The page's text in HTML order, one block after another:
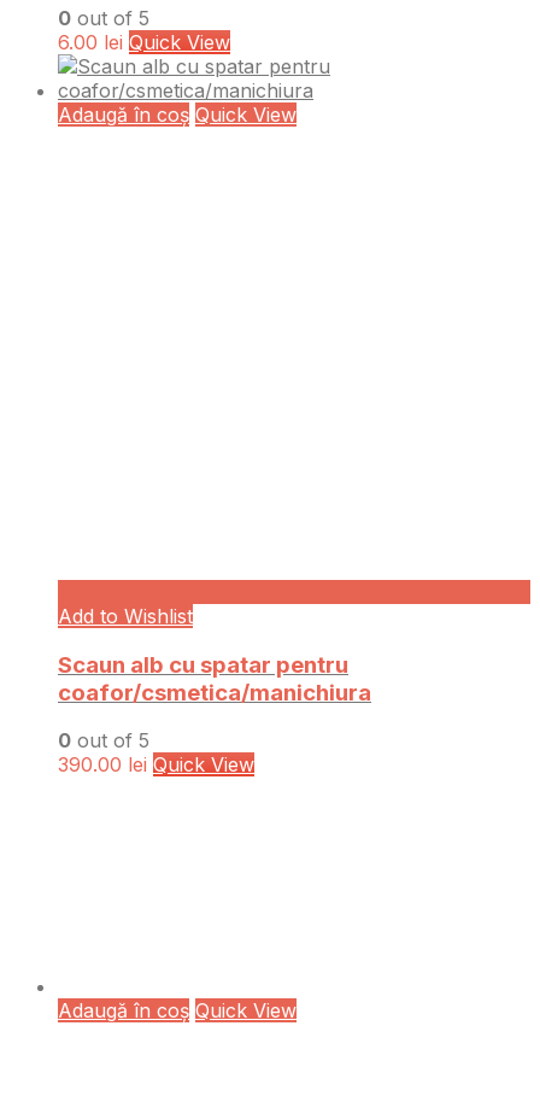
0 out of 5
6.00 lei Quick View
Adaugă în coș Quick View
Add to Wishlist
Scaun alb cu spatar pentru
coafor/csmetica/manichiura
0 out of 5
390.00 lei Quick View
Adaugă în coș Quick View